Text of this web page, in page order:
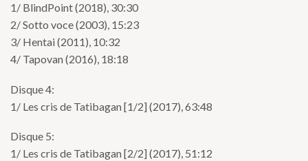
1/ BlindPoint (2018), 30:30
2/ Sotto voce (2003), 15:23
3/ Hentai (2011), 10:32
4/ Tapovan (2016), 18:18
Disque 4:
1/ Les cris de Tatibagan [1/2] (2017), 63:48
Disque 5:
1/ Les cris de Tatibagan [2/2] (2017), 51:12